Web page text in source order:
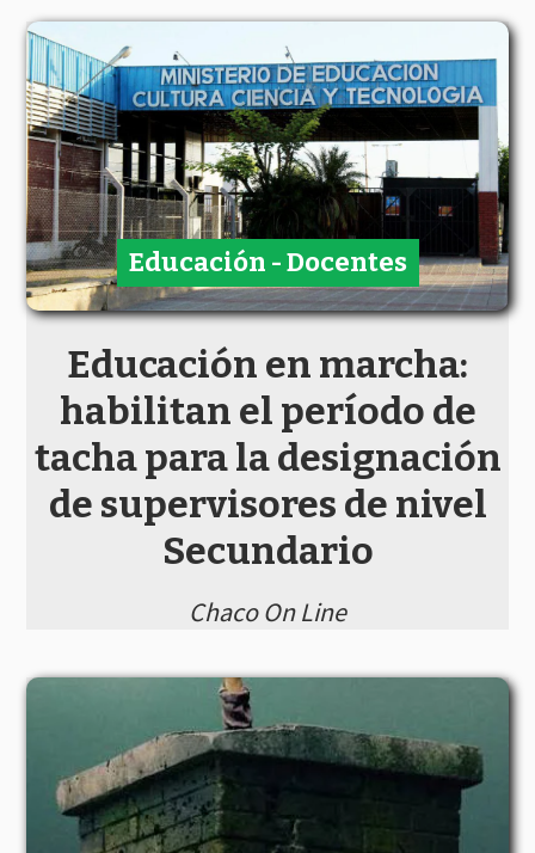
Educación en marcha:
habilitan el período de
tacha para la designación
de supervisores de nivel
Secundario
Chaco On Line
Educación - Docentes